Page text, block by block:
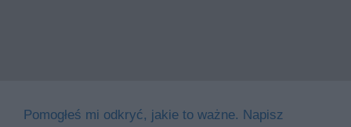
Pomogłeś mi odkryć, jakie to ważne. Napisz